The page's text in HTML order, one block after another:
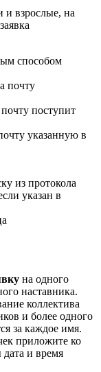
и взрослые, на
способом
почту
поступит
указанную в
из протокола
указан в
на одного
наставника.
коллектива
и более одного
за каждое имя.
приложите ко
и время